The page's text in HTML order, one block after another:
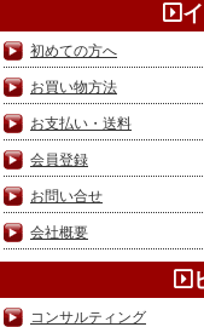
初めての方へ
お買い物方法
お支払い・送料
会員登録
お問い合せ
会社概要
コンサルティング